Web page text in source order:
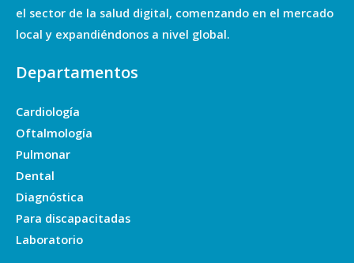
el sector de la salud digital, comenzando en el mercado
local y expandiéndonos a nivel global.
Departamentos
Cardiología
Oftalmología
Pulmonar
Dental
Diagnóstica
Para discapacitadas
Laboratorio